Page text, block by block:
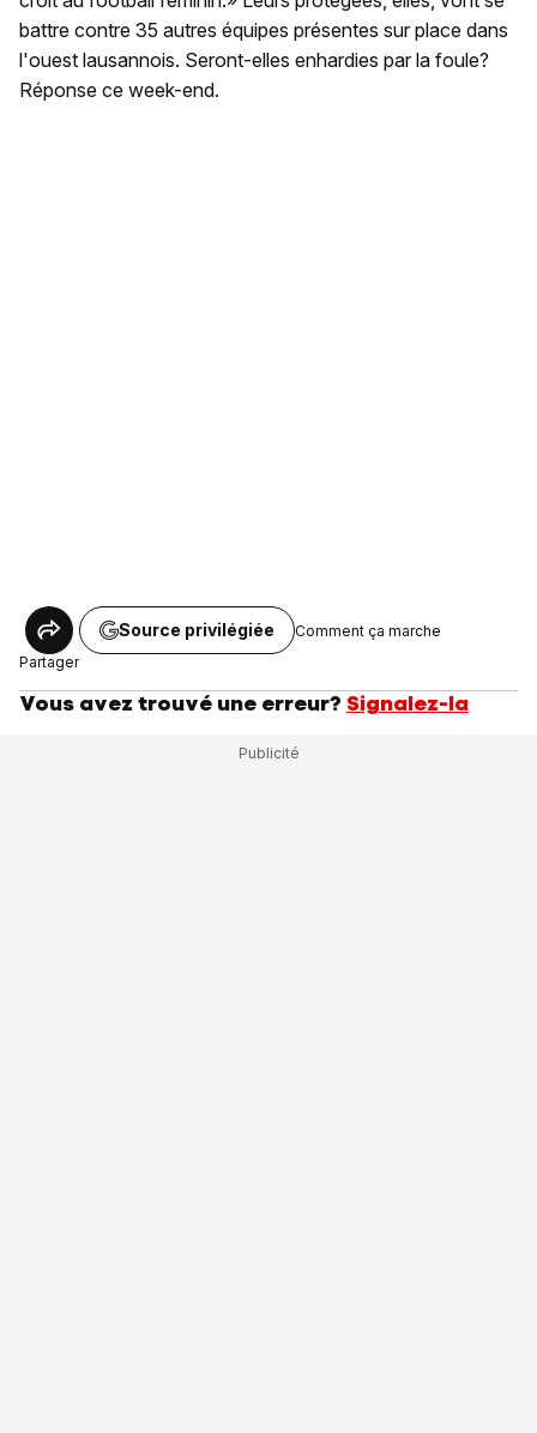
battre contre 35 autres équipes présentes sur place dans
l'ouest lausannois. Seront-elles enhardies par la foule?
Réponse ce week-end.
Partager
Source privilégiée Comment ça marche
Vous avez trouvé une erreur? Signalez-la